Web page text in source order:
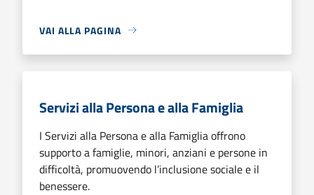
VAI ALLA PAGINA
Servizi alla Persona e alla Famiglia
I Servizi alla Persona e alla Famiglia offrono
supporto a famiglie, minori, anziani e persone in
difficoltà, promuovendo l’inclusione sociale e il
benessere.